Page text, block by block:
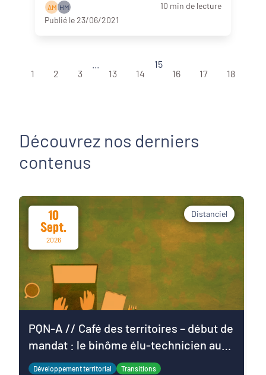
A M H M
10 min de lecture
Publié le 23/06/2021
1 2 3
13
14
15
16
17 18
Découvrez nos derniers
contenus
10
Sept.
2026
Distanciel
PQN-A // Café des territoires – début de
mandat : le binôme élu-technicien au
service du projet de territoire
Développement territorial Transitions